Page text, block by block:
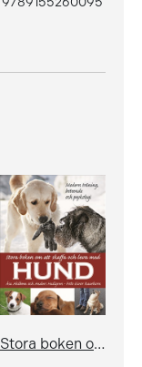
Stora boken om att skaffa och leva med hund